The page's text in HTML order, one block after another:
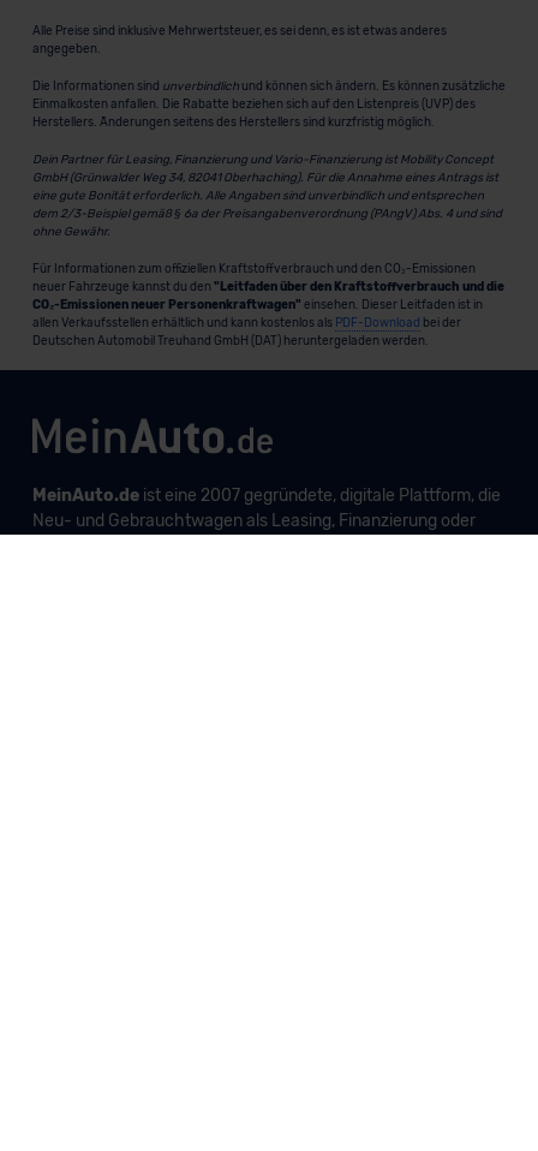
Alle Preise sind inklusive Mehrwertsteuer, es sei denn, es ist etwas anderes
angegeben.
Die Informationen sind unverbindlichund können sich ändern. Es können zusätzliche
Einmalkosten anfallen. Die Rabatte beziehen sich auf den Listenpreis (UVP) des
Herstellers. Änderungen seitens des Herstellers sind kurzfristig möglich.
Dein Partner für Leasing, Finanzierung und Vario-Finanzierung ist Mobility Concept
GmbH (Grünwalder Weg 34, 82041 Oberhaching). Für die Annahme eines Antrags ist
eine gute Bonität erforderlich. Alle Angaben sind unverbindlich und entsprechen
dem 2/3-Beispiel gemäß § 6a der Preisangabenverordnung (PAngV) Abs. 4 und sind
ohne Gewähr.
Für Informationen zum offiziellen Kraftstoffverbrauch und den CO₂-Emissionen
neuer Fahrzeuge kannst du den "Leitfaden über den Kraftstoffverbrauch und die
CO₂-Emissionen neuer Personenkraftwagen" einsehen. Dieser Leitfaden ist in
allen Verkaufsstellen erhältlich und kann kostenlos als PDF-Download bei der
Deutschen Automobil Treuhand GmbH (DAT) heruntergeladen werden.
MeinAuto.deist eine 2007 gegründete, digitale Plattform, die
Neu- und Gebrauchtwagen als Leasing, Finanzierung oder